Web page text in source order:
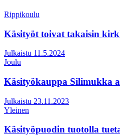
Rippikoulu
Käsityöt toivat takaisin
Julkaistu 11.5.2024
Joulu
Käsityökauppa Silimukka
Julkaistu 23.11.2023
Yleinen
Käsityöpuodin tuotolla